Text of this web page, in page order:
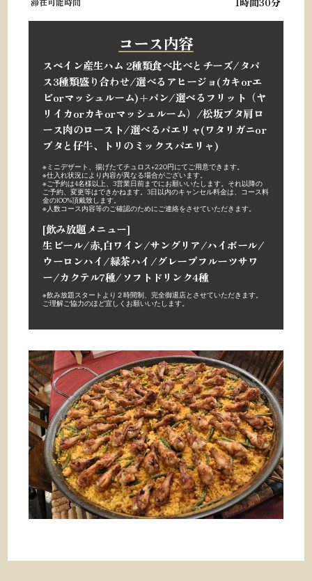
コース内容
スペイン産生ハム 2種類食べ比べとチーズ/タパ
ス3種類盛り合わせ/選べるアヒージョ(カキorエ
ビorマッシュルーム)+パン/選ベるフリット （ヤ
リイカorカキorマッシュルーム）/松坂ブタ肩ロ
ース肉のロースト/選べるパエリャ(ワタリガニor
ブタと仔牛、トリのミックスパエリャ)
※ミニデザート、揚げたてチュロス+220円にてご用意できます。
※仕入れ状況により内容が異なる場合がございます。
※ご予約は4名様以上、3営業日前までにお願いいたします。それ以降の
ご予約、変更等はできかねます。3日以内のキャンセル料金は、コース料
金の100%頂戴致します。
※人数コース内容等のご確認のためにご連絡をさせていただきます。
[飲み放題メニュー]
生ビール/赤,白ワイン/サングリア/ハイボール/
ウーロンハイ/緑茶ハイ/グレープフルーツサワ
ー/カクテル7種/ソフトドリンク4種
※飲み放題スタートより２時間制、完全御退店とさせていただきます。
ご理解ご協力のほど宜しくお願いいたします。